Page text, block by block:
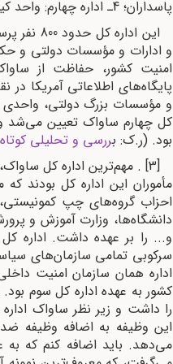
پاسداران؛ 4ـ اداره چهارم: واحد کیهان؛ 5ـ اداره پنجم: بازداشتگاه‌ها؛ 6ـ اداره ششم: پشتیبانی حفاظتی.
این
و ادارات و مؤسسات دولتی و
امنیت کشور، حفاظت از
پایگاه‌های اطلاعاتی آمریکا در
و مؤسسات بزرگ دولتی، واحدی
کل چهارم ساواک تعیین می‌شد
بود. (ر.ک: بررسی و تحلیلی
[3] . مهم‌ترین اداره کل
مأموران این اداره کل بودند
احزاب گروه‌های چپ
دانشگاه‌ها، وزارت آموزش ‌و
و... را بر عهده داشت. اداره
سرکوبی تمامی سازمان‌های
اداره همان سازمان امنیت
کشور به عهده اداره کل سوم
را داشت و زیر نظر ساواک
می‌دهد. باید اضافه کنم که به